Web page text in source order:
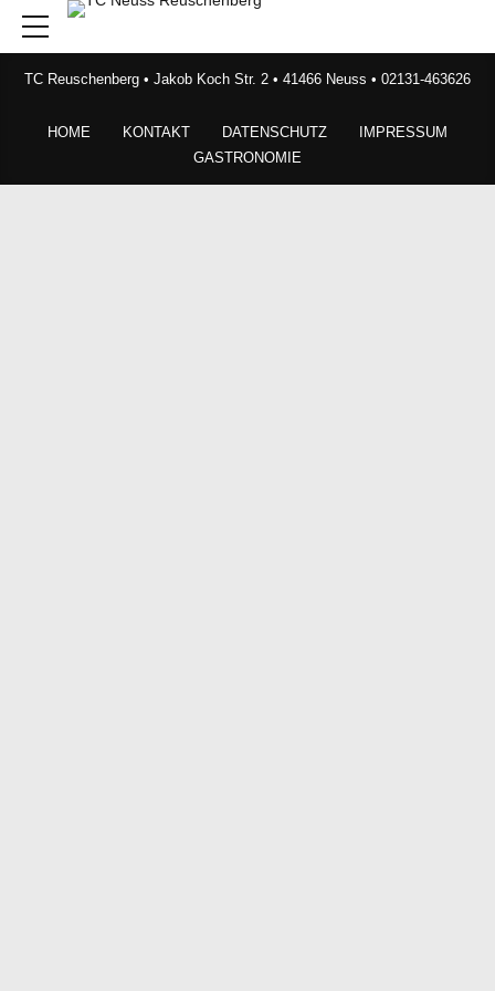
TC Reuschenberg • Jakob Koch Str. 2 • 41466 Neuss • 02131-463626
HOME KONTAKT DATENSCHUTZ
IMPRESSUM
GASTRONOMIE